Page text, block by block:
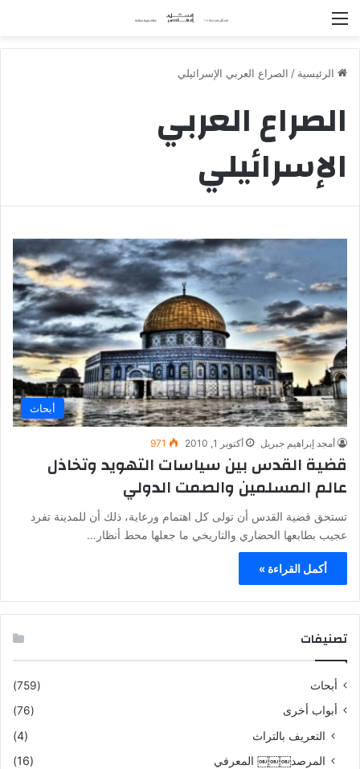
الرئيسية / الصراع العربي الإسرائيلي
الصراع العربي
الإسرائيلي
أبحاث
أمجد إبراهيم جبريل أكتوبر 1, 2010 971
قضية القدس بين سياسات التهويد وتخاذل
عالم المسلمين والصمت الدولي
تستحق قضية القدس أن تولى كل اهتمام ورعاية، ذلك أن للمدينة تفرد
عجيب بطابعها الحضاري والتاريخي ما جعلها محط أنظار…
أكمل القراءة »
تصنيفات
أبحاث
(759)
أبواب أخرى
(76)
التعريف بالتراث
(4)
المرصد￼￼￼ المعرفي
(16)